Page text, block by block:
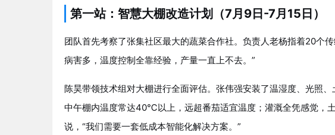
第一站：智慧大棚改造计划（7月9日-7月15日）
团队首先考察了张集社区最大的蔬菜合作社。负责人老杨指着20个
病害多，温度控制全靠经验，产量一直上不去。”
陈昊带领技术组对大棚进行全面评估。张伟强安装了温湿度、光照
中午棚内温度常达40℃以上，远超番茄适宜温度；灌溉全凭感觉，
说，“我们需要一套低成本智能化解决方案。”